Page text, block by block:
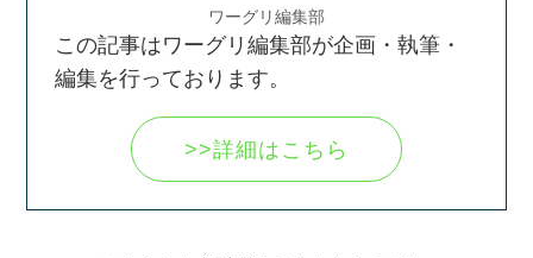
ワーグリ編集部
この記事はワーグリ編集部が企画・執筆・
編集を行っております。
>>詳細はこちら